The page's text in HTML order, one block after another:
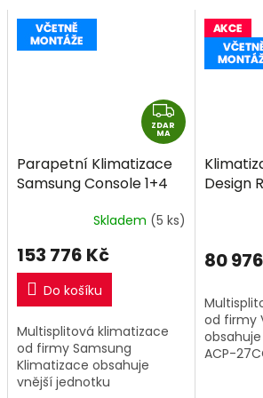
Z
D
A
ZDAR
MA
Parapetní Klimatizace
Samsung Console 1+4
+ 2,6kW) Multi-split R32
včetně montáže
Skladem (5 ks)
153 776 Kč
Do košíku
Multisplitová klimatizace
od firmy Samsung
Klimatizace obsahuje
vnější jednotku
Design
včetně
+dárek
80
od firmy
ACP-